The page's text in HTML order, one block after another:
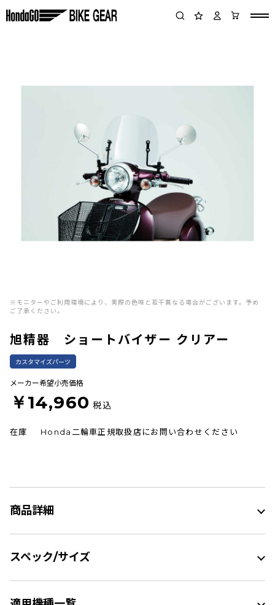
※モニターやご利用環境により、実際の色味と若干異なる場合がございます。予め
ご了承ください。
カスタマイズパーツ
旭精器 ショートバイザー クリアー
メーカー希望小売価格
￥14,960 税込
在庫 Honda二輪車正規取扱店にお問い合わせください
商品詳細
スペック/サイズ